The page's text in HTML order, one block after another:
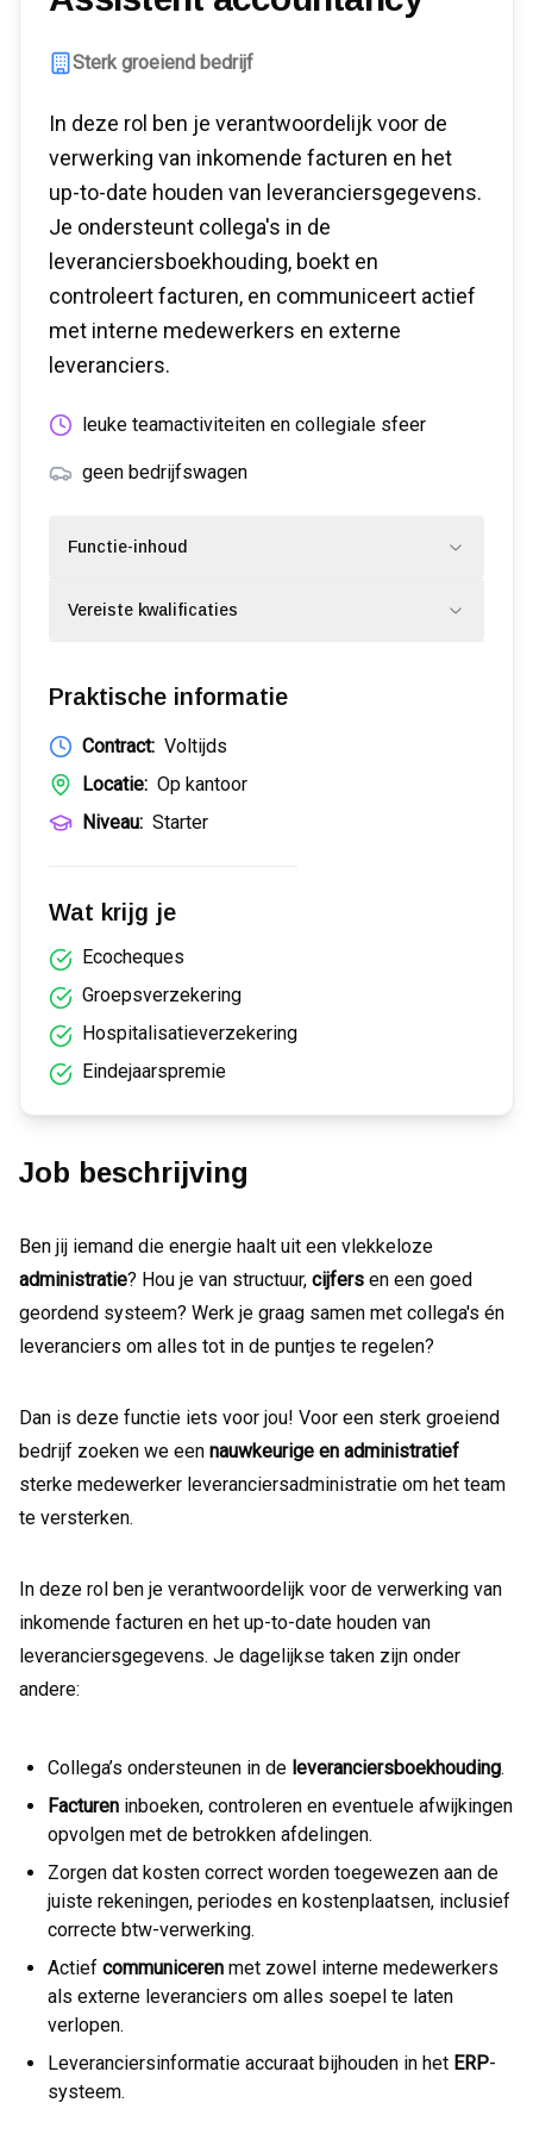
Sterk groeiend bedrijf
In deze rol ben je verantwoordelijk voor de
verwerking van inkomende facturen en het
up-to-date houden van leveranciersgegevens.
Je ondersteunt collega's in de
leveranciersboekhouding, boekt en
controleert facturen, en communiceert actief
met interne medewerkers en externe
leveranciers.
leuke teamactiviteiten en collegiale sfeer
geen bedrijfswagen
Functie-inhoud
Vereiste kwalificaties
Praktische informatie
Contract: Voltijds
Locatie: Op kantoor
Niveau: Starter
Wat krijg je
Ecocheques
Groepsverzekering
Hospitalisatieverzekering
Eindejaarspremie
Job beschrijving
Ben jij iemand die energie haalt uit een vlekkeloze
administratie? Hou je van structuur, cijfers en een goed
geordend systeem? Werk je graag samen met collega's én
leveranciers om alles tot in de puntjes te regelen?
Dan is deze functie iets voor jou! Voor een sterk groeiend
bedrijf zoeken we een nauwkeurige en administratief
sterke medewerker leveranciersadministratie om het team
te versterken.
In deze rol ben je verantwoordelijk voor de verwerking van
inkomende facturen en het up-to-date houden van
leveranciersgegevens. Je dagelijkse taken zijn onder
andere:
Collega’s ondersteunen in de leveranciersboekhouding.
Facturen inboeken, controleren en eventuele afwijkingen
opvolgen met de betrokken afdelingen.
Zorgen dat kosten correct worden toegewezen aan de
juiste rekeningen, periodes en kostenplaatsen, inclusief
correcte btw-verwerking.
Actief communiceren met zowel interne medewerkers
als externe leveranciers om alles soepel te laten
verlopen.
Leveranciersinformatie accuraat bijhouden in het ERP-
systeem.